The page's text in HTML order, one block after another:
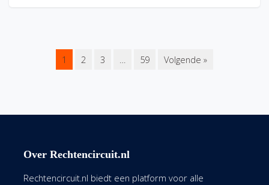
1 2 3 … 59 Volgende »
Over Rechtencircuit.nl
Rechtencircuit.nl biedt een platform voor alle